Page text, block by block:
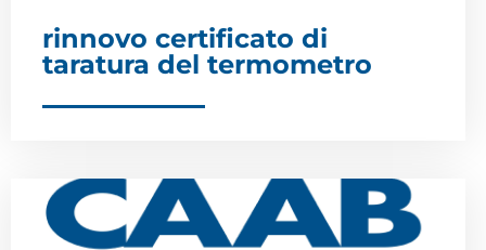
rinnovo certificato di
taratura del termometro